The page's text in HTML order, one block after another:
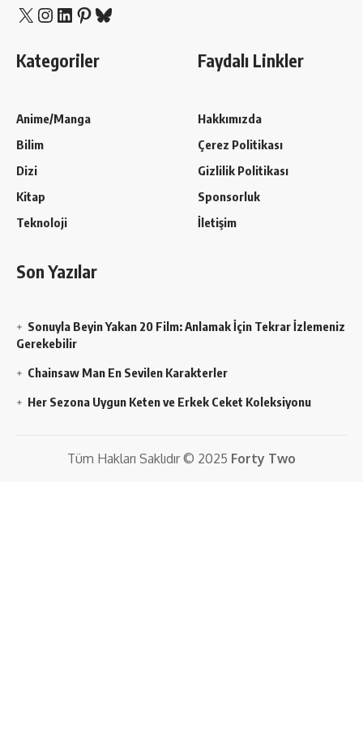
X Instagram
LinkedIn
Pinterest
Bluesky
Kategoriler
Anime/Manga
Bilim
Dizi
Kitap
Teknoloji
Faydalı Linkler
Hakkımızda
Çerez Politikası
Gizlilik Politikası
Sponsorluk
İletişim
Son Yazılar
Sonuyla Beyin Yakan 20 Film: Anlamak İçin Tekrar İzlemeniz
Gerekebilir
Chainsaw Man En Sevilen Karakterler
Her Sezona Uygun Keten ve Erkek Ceket Koleksiyonu
Tüm Hakları Saklıdır © 2025 Forty Two